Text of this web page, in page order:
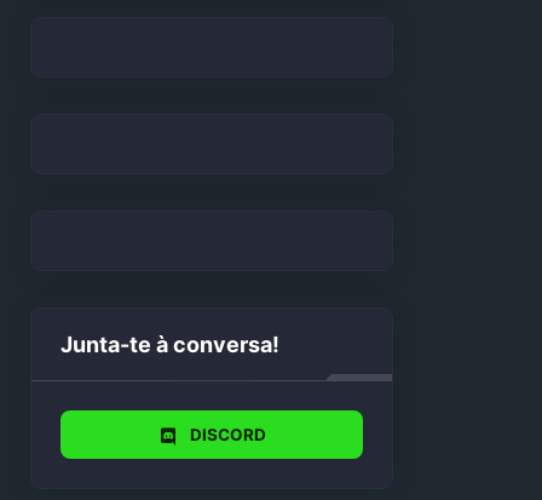
Junta-te à conversa!
DISCORD